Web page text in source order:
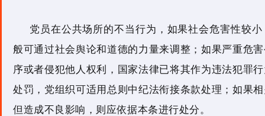
党员在公共场所的不当行为，如果社会危害性较
般可通过社会舆论和道德的力量来调整；如果严重危
序或者侵犯他人权利，国家法律已将其作为违法犯罪
处罚，党组织可适用总则中纪法衔接条款处理；如果
但造成不良影响，则应依据本条进行处分。